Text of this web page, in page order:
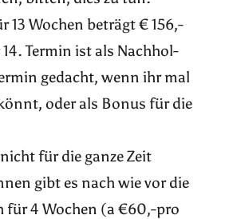
13 Wochen beträgt € 156,-
Termin ist als Nachhol-
gedacht, wenn ihr mal
oder als Bonus für die
für die ganze Zeit
gibt es nach wie vor die
für 4 Wochen (a €60,-pro